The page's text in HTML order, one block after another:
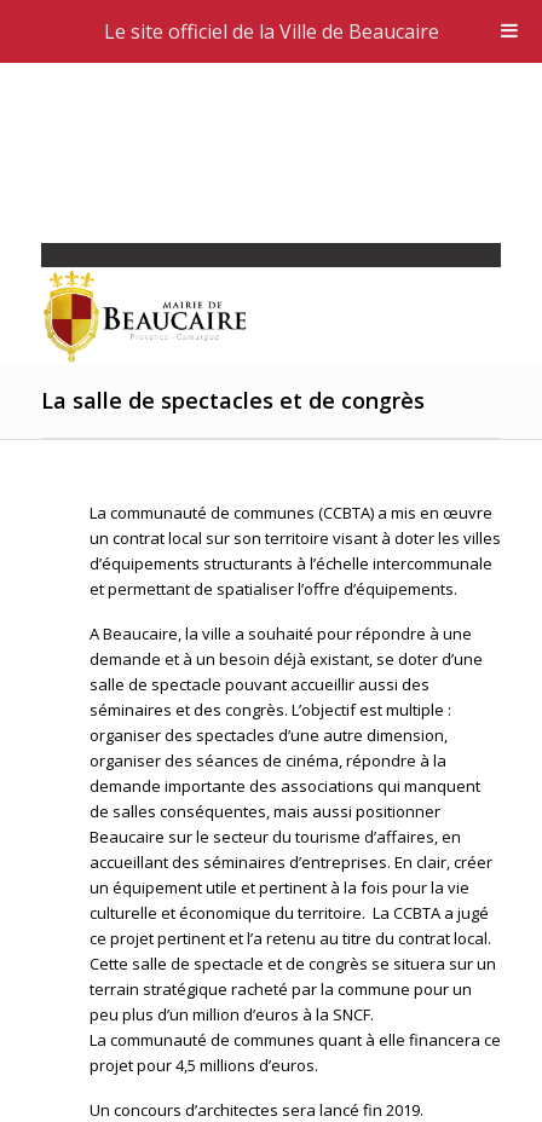
La salle de spectacles et de congrès
La communauté de communes (CCBTA) a mis en œuvre
un contrat local sur son territoire visant à doter les villes
d’équipements structurants à l’échelle intercommunale
et permettant de spatialiser l’offre d’équipements.
A Beaucaire, la ville a souhaité pour répondre à une
demande et à un besoin déjà existant, se doter d’une
salle de spectacle pouvant accueillir aussi des
séminaires et des congrès. L’objectif est multiple :
organiser des spectacles d’une autre dimension,
organiser des séances de cinéma, répondre à la
demande importante des associations qui manquent
de salles conséquentes, mais aussi positionner
Beaucaire sur le secteur du tourisme d’affaires, en
accueillant des séminaires d’entreprises. En clair, créer
un équipement utile et pertinent à la fois pour la vie
culturelle et économique du territoire. La CCBTA a jugé
ce projet pertinent et l’a retenu au titre du contrat local.
Cette salle de spectacle et de congrès se situera sur un
terrain stratégique racheté par la commune pour un
peu plus d’un million d’euros à la SNCF.
La communauté de communes quant à elle financera ce
projet pour 4,5 millions d’euros.
Un concours d’architectes sera lancé fin 2019.
Le site officiel de la Ville de Beaucaire